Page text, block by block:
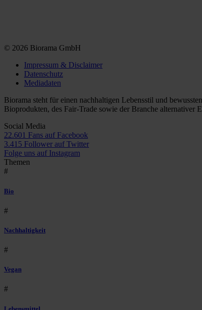
© 2026 Biorama GmbH
Impressum & Disclaimer
Datenschutz
Mediadaten
Biorama steht für einen nachhaltigen Lebensstil und
Bioprodukten, des Fair-Trade sowie der Branche alternativer
Social Media
22.601 Fans auf Facebook
3.415 Follower auf Twitter
Folge uns auf Instagram
Themen
#
Bio
#
Nachhaltigkeit
#
Vegan
#